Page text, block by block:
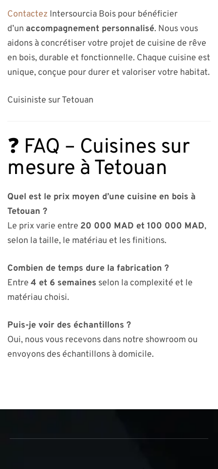
Contactez Intersourcia Bois pour bénéficier
d’un accompagnement personnalisé. Nous vous
aidons à concrétiser votre projet de cuisine de rêve
en bois, durable et fonctionnelle. Chaque cuisine est
unique, conçue pour durer et valoriser votre habitat.
Cuisiniste sur Tetouan
❓ FAQ – Cuisines sur
mesure à Tetouan
Quel est le prix moyen d’une cuisine en bois à
Tetouan ?
Le prix varie entre 20 000 MAD et 100 000 MAD,
selon la taille, le matériau et les finitions.
Combien de temps dure la fabrication ?
Entre 4 et 6 semaines selon la complexité et le
matériau choisi.
Puis-je voir des échantillons ?
Oui, nous vous recevons dans notre showroom ou
envoyons des échantillons à domicile.